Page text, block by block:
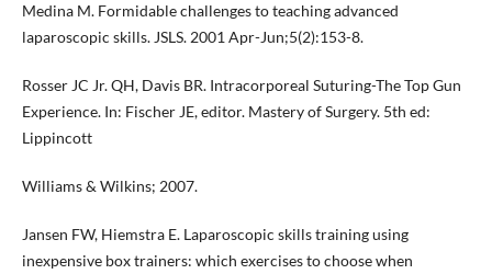
Medina M. Formidable challenges to teaching advanced
laparoscopic skills. JSLS. 2001 Apr-Jun;5(2):153-8.
Rosser JC Jr. QH, Davis BR. Intracorporeal Suturing-The Top Gun
Experience. In: Fischer JE, editor. Mastery of Surgery. 5th ed:
Lippincott
Williams & Wilkins; 2007.
Jansen FW, Hiemstra E. Laparoscopic skills training using
inexpensive box trainers: which exercises to choose when